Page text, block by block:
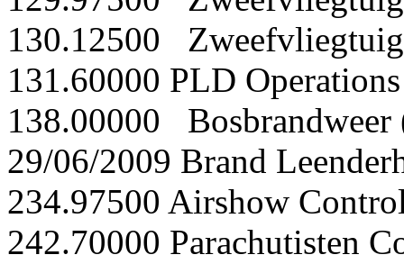
130.12500
131.60000 PLD
138.00000
29/06/2009 Brand
234.97500 Airshow
242.70000 Parachutisten